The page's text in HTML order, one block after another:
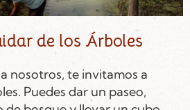
de los Árboles
nosotros, te invitamos a
Puedes dar un paseo,